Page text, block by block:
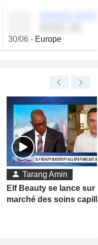
30/06- Europe
Tarang Amin
Elf Beauty se lance sur
marché des soins